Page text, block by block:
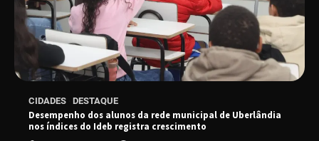
CIDADES DESTAQUE
Desempenho dos alunos da rede municipal de Uberlândia
nos índices do Ideb registra crescimento
“Tom na Fazenda” retorna à Uberlândia após
sucesso absoluto em 2025
Senac em Uberlândia oferece curso gratuito
de Tricologia e Terapia Capilar